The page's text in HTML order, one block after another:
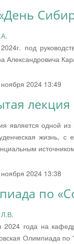
под
Александровича
2024 13:49
является одной
жизнь,
2024 13:38
по
2024 года на
Олимпиада